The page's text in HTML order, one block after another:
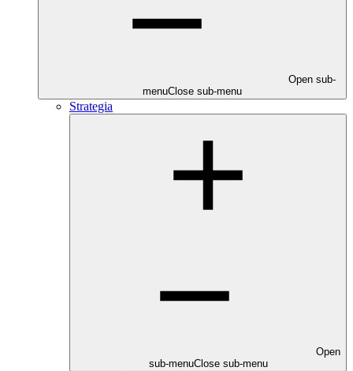
Open sub-
menuClose sub-menu
Strategia
Open
sub-menuClose sub-menu